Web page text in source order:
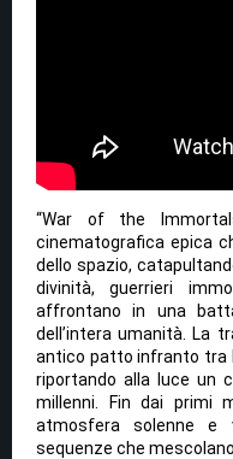
“War of the
cinematografica epica
dello spazio,
divinità, guerrieri
affrontano in una
dell’intera umanità. La
antico patto infranto tra
riportando alla luce un
millenni. Fin dai primi
atmosfera solenne e
sequenze che